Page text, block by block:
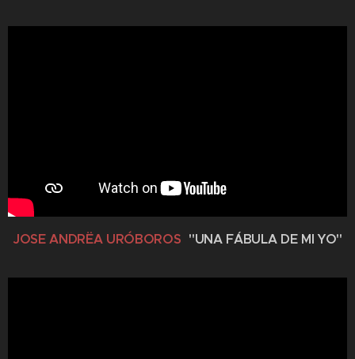
JOSE ANDRËA URÓBOROS "UNA FÁBULA DE MI YO"